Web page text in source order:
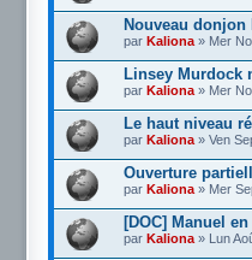
Nouveau donjon
par Kaliona » Mer
Linsey Murdock
par Kaliona » Mer
Le haut niveau
par Kaliona » Ven
Ouverture
par Kaliona » Mer
[DOC] Manuel
par Kaliona » Lun